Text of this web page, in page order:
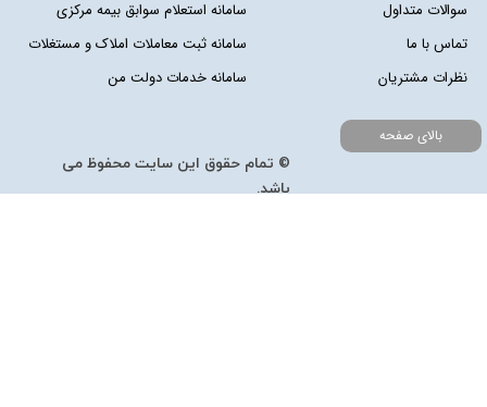
سوالات متداول
تماس با ما
نظرات مشتریان
سامانه استعلام سوابق بیمه مرکزی
سامانه ثبت معاملات املاک و مستغلات
سامانه خدمات دولت من
© تمام حقوق این سایت محفوظ می
باشد.
بالای صفحه